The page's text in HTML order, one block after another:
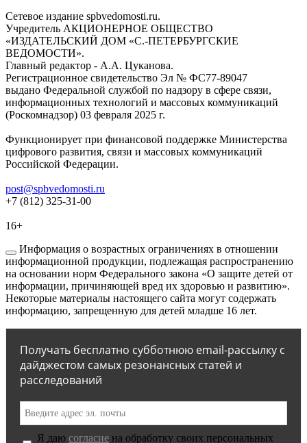
Сетевое издание spbvedomosti.ru.
Учредитель АКЦИОНЕРНОЕ ОБЩЕСТВО
«ИЗДАТЕЛЬСКИЙ ДОМ «С.-ПЕТЕРБУРГСКИЕ
ВЕДОМОСТИ».
Главный редактор - А.А. Цуканова.
Регистрационное свидетельство Эл № ФС77-89047
выдано Федеральной службой по надзору в сфере связи,
информационных технологий и массовых коммуникаций
(Роскомнадзор) 03 февраля 2025 г.
Функционирует при финансовой поддержке Министерства
цифрового развития, связи и массовых коммуникаций
Российской Федерации.
post@spbvedomosti.ru
+7 (812) 325-31-00
16+
Информация о возрастных ограничениях в отношении
информационной продукции, подлежащая распространению
на основании норм Федерального закона «О защите детей от
информации, причиняющей вред их здоровью и развитию».
Некоторые материалы настоящего сайта могут содержать
информацию, запрещенную для детей младше 16 лет.
Получать бесплатно субботнюю email-рассылку с
дайджестом самых резонансных статей и
расследований
Я даю согласие на обработку своих персональных